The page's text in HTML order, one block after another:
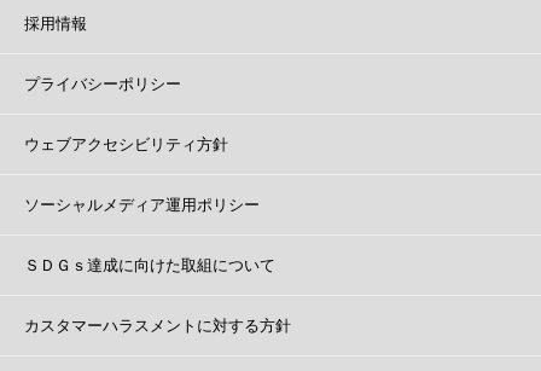
採用情報
プライバシーポリシー
ウェブアクセシビリティ方針
ソーシャルメディア運用ポリシー
ＳＤＧｓ達成に向けた取組について
カスタマーハラスメントに対する方針